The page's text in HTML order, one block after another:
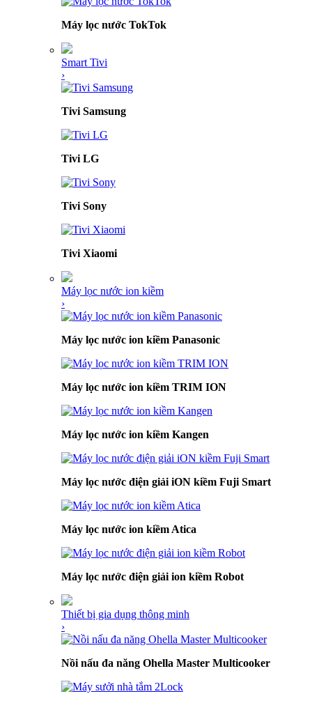
Máy lọc nước TokTok
Smart Tivi
›
Tivi Samsung
Tivi LG
Tivi Sony
Tivi Xiaomi
Máy lọc nước ion kiềm
›
Máy lọc nước ion kiềm Panasonic
Máy lọc nước ion kiềm TRIM ION
Máy lọc nước ion kiềm Kangen
Máy lọc nước điện giải iON kiềm Fuji Smart
Máy lọc nước ion kiềm Atica
Máy lọc nước điện giải ion kiềm Robot
Thiết bị gia dụng thông minh
›
Nồi nấu đa năng Ohella Master Multicooker